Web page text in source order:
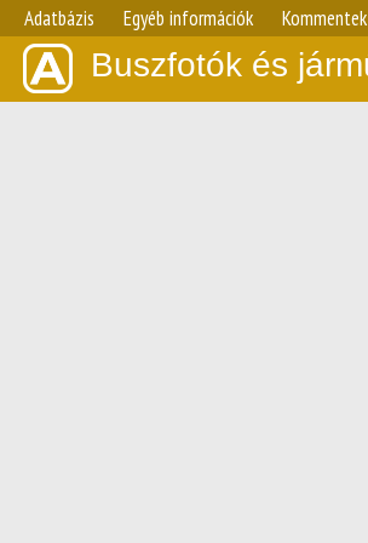
Adatbázis Egyéb információk Kommentek
Buszfotók és